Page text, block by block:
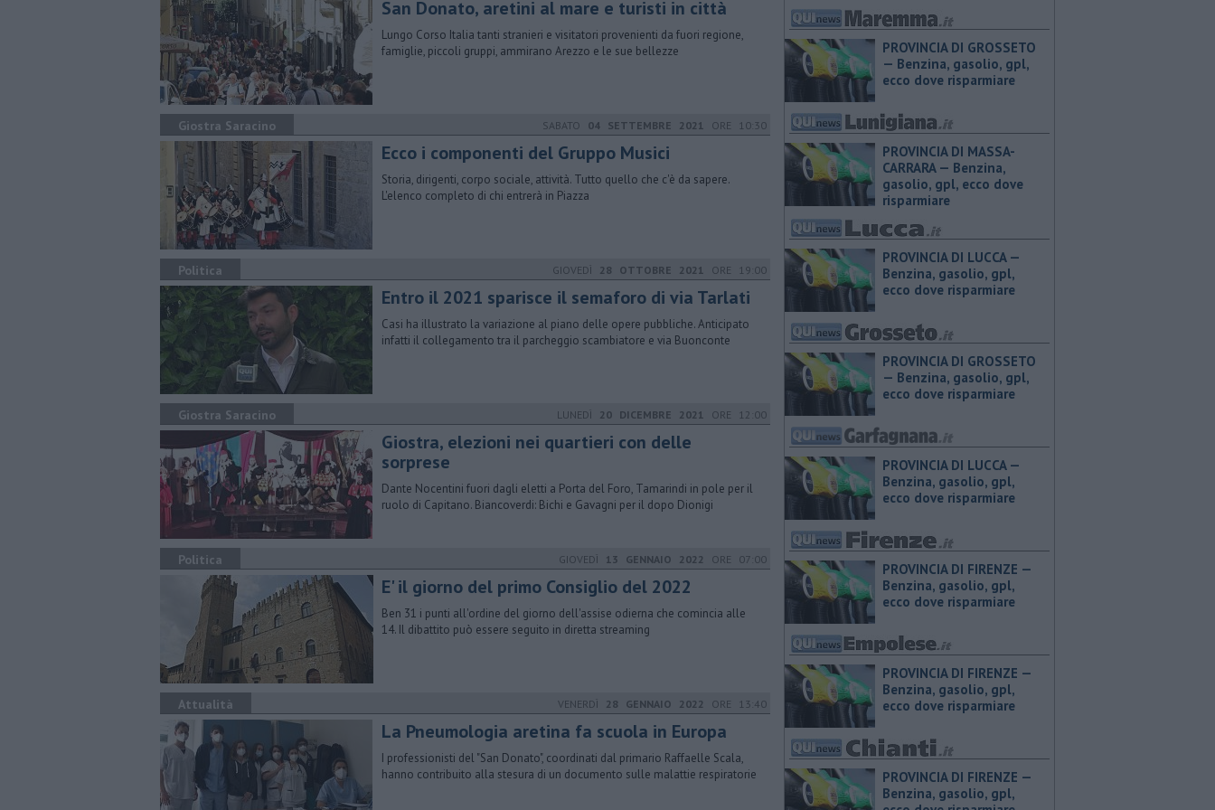
San Donato, aretini al mare e turisti in città
Lungo Corso Italia tanti stranieri e visitatori provenienti da fuori regione,
famiglie, piccoli gruppi, ammirano Arezzo e le sue bellezze
Giostra Saracino SABATO 04 SETTEMBRE 2021 ORE 10:30
Ecco i componenti del Gruppo Musici
Storia, dirigenti, corpo sociale, attività. Tutto quello che c'è da sapere.
L'elenco completo di chi entrerà in Piazza
Politica GIOVEDÌ 28 OTTOBRE 2021 ORE 19:00
Entro il 2021 sparisce il semaforo di via Tarlati
Casi ha illustrato la variazione al piano delle opere pubbliche. Anticipato
infatti il collegamento tra il parcheggio scambiatore e via Buonconte
Giostra Saracino LUNEDÌ 20 DICEMBRE 2021 ORE 12:00
Giostra, elezioni nei quartieri con delle
sorprese
Dante Nocentini fuori dagli eletti a Porta del Foro, Tamarindi in pole per il
ruolo di Capitano. Biancoverdi: Bichi e Gavagni per il dopo Dionigi
Politica GIOVEDÌ 13 GENNAIO 2022 ORE 07:00
E' il giorno del primo Consiglio del 2022
Ben 31 i punti all'ordine del giorno dell'assise odierna che comincia alle
14. Il dibattito può essere seguito in diretta streaming
Attualità VENERDÌ 28 GENNAIO 2022 ORE 13:40
La Pneumologia aretina fa scuola in Europa
I professionisti del "San Donato", coordinati dal primario Raffaelle Scala,
hanno contribuito alla stesura di un documento sulle malattie respiratorie
PROVINCIA DI GROSSETO
— ​Benzina, gasolio, gpl,
ecco dove risparmiare
PROVINCIA DI MASSA-
CARRARA — ​Benzina,
gasolio, gpl, ecco dove
risparmiare
PROVINCIA DI LUCCA — ​
Benzina, gasolio, gpl,
ecco dove risparmiare
PROVINCIA DI GROSSETO
— ​Benzina, gasolio, gpl,
ecco dove risparmiare
PROVINCIA DI LUCCA — ​
Benzina, gasolio, gpl,
ecco dove risparmiare
PROVINCIA DI FIRENZE — ​
Benzina, gasolio, gpl,
ecco dove risparmiare
PROVINCIA DI FIRENZE — ​
Benzina, gasolio, gpl,
ecco dove risparmiare
PROVINCIA DI FIRENZE — ​
Benzina, gasolio, gpl,